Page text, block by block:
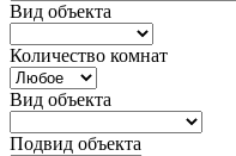
Вид объекта
Количество комнат
Вид объекта
Подвид объекта